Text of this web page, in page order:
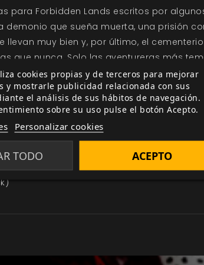
para Forbidden Lands escritos por
que sueña muerta, una prisión
muy bien y, por último, el
que nunca. Solo las aventureras más
cookies propias y de terceros para mejorar
y mostrarle publicidad relacionada con sus
el análisis de sus hábitos de navegación.
sobre su uso pulse el botón Acepto.
Personalizar cookies
TODO ACEPTO